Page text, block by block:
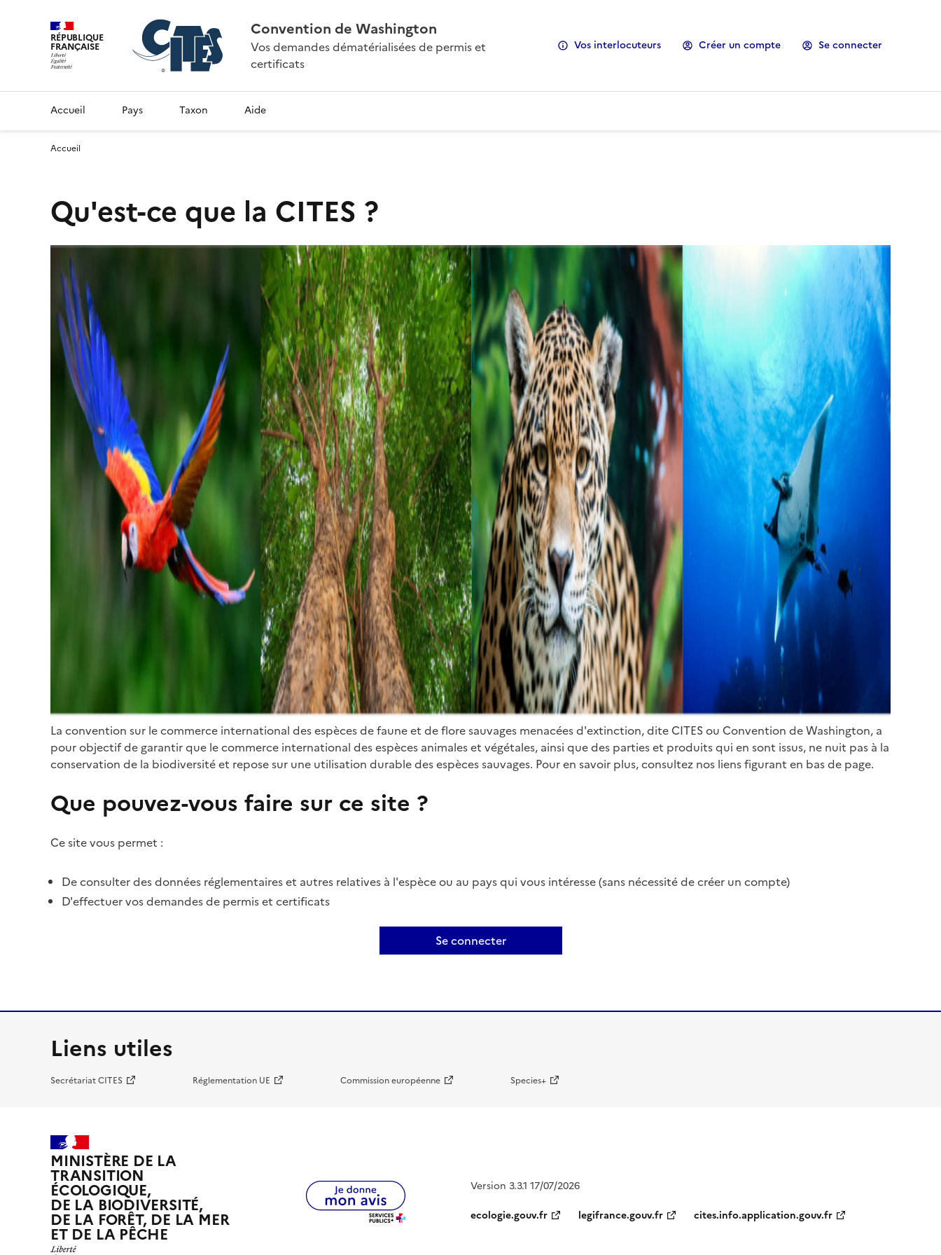
RÉPUBLIQUE
FRANÇAISE
Convention de Washington
Vos demandes dématérialisées de permis et
certificats
Vos interlocuteurs Créer un compte Se connecter
Accueil Pays Taxon Aide
Accueil
Qu'est-ce que la CITES ?
La convention sur le commerce international des espèces de faune et de flore sauvages menacées d'extinction, dite CITES ou Convention de Washington, a
pour objectif de garantir que le commerce international des espèces animales et végétales, ainsi que des parties et produits qui en sont issus, ne nuit pas à la
conservation de la biodiversité et repose sur une utilisation durable des espèces sauvages. Pour en savoir plus, consultez nos liens figurant en bas de page.
Que pouvez-vous faire sur ce site ?
Ce site vous permet :
De consulter des données réglementaires et autres relatives à l'espèce ou au pays qui vous intéresse (sans nécessité de créer un compte)
D'effectuer vos demandes de permis et certificats
Se connecter
Liens utiles
Secrétariat CITES Réglementation UE Commission européenne Species+
MINISTÈRE DE LA
TRANSITION
ÉCOLOGIQUE,
DE LA BIODIVERSITÉ,
DE LA FORÊT, DE LA MER
ET DE LA PÊCHE
Version 3.3.1 17/07/2026
ecologie.gouv.fr
legifrance.gouv.fr cites.info.application.gouv.fr